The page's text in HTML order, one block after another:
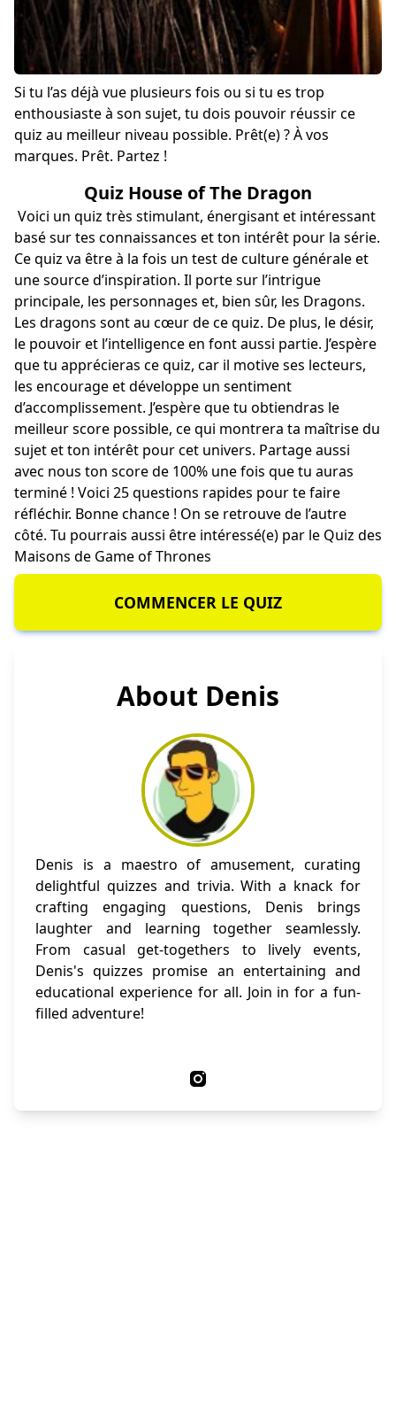
Si tu l’as déjà vue plusieurs fois ou si tu es trop
enthousiaste à son sujet, tu dois pouvoir réussir ce
quiz au meilleur niveau possible. Prêt(e) ? À vos
marques. Prêt. Partez !
Quiz House of The Dragon
Voici un quiz très stimulant, énergisant et intéressant
basé sur tes connaissances et ton intérêt pour la série.
Ce quiz va être à la fois un test de culture générale et
une source d’inspiration. Il porte sur l’intrigue
principale, les personnages et, bien sûr, les Dragons.
Les dragons sont au cœur de ce quiz. De plus, le désir,
le pouvoir et l’intelligence en font aussi partie. J’espère
que tu apprécieras ce quiz, car il motive ses lecteurs,
les encourage et développe un sentiment
d’accomplissement. J’espère que tu obtiendras le
meilleur score possible, ce qui montrera ta maîtrise du
sujet et ton intérêt pour cet univers. Partage aussi
avec nous ton score de 100% une fois que tu auras
terminé ! Voici 25 questions rapides pour te faire
réfléchir. Bonne chance ! On se retrouve de l’autre
côté. Tu pourrais aussi être intéressé(e) par le Quiz des
Maisons de Game of Thrones
COMMENCER LE QUIZ
About Denis
Denis is a maestro of amusement, curating
delightful quizzes and trivia. With a knack for
crafting engaging questions, Denis brings
laughter and learning together seamlessly.
From casual get-togethers to lively events,
Denis's quizzes promise an entertaining and
educational experience for all. Join in for a fun-
filled adventure!